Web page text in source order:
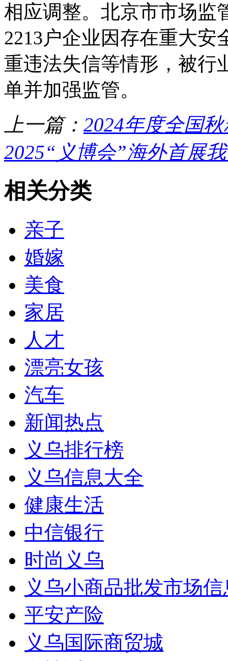
相应调整。北京市市场监
2213户企业因存在重大
重违法失信等情形，被行
单并加强监管。
上一篇： 2024年度全国
2025“义博会”海外首展
相关分类
亲子
婚嫁
美食
家居
人才
漂亮女孩
汽车
新闻热点
义乌排行榜
义乌信息大全
健康生活
中信银行
时尚义乌
义乌小商品批发市场
平安产险
义乌国际商贸城